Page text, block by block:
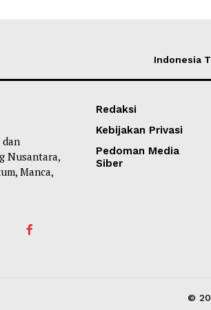
Indonesia
Nusantara,
Manca,
Redaksi
Kebijakan Privasi
Pedoman Media
Siber
©